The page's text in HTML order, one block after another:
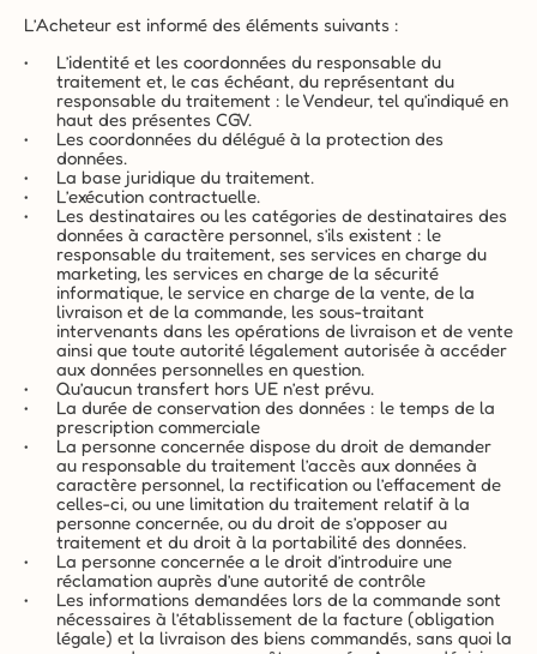
L’Acheteur est informé des éléments suivants :
L’identité et les coordonnées du responsable du
traitement et, le cas échéant, du représentant du
responsable du traitement : le Vendeur, tel qu’indiqué en
haut des présentes CGV.
Les coordonnées du délégué à la protection des
données.
La base juridique du traitement.
L’exécution contractuelle.
Les destinataires ou les catégories de destinataires des
données à caractère personnel, s’ils existent : le
responsable du traitement, ses services en charge du
marketing, les services en charge de la sécurité
informatique, le service en charge de la vente, de la
livraison et de la commande, les sous-traitant
intervenants dans les opérations de livraison et de vente
ainsi que toute autorité légalement autorisée à accéder
aux données personnelles en question.
Qu’aucun transfert hors UE n’est prévu.
La durée de conservation des données : le temps de la
prescription commerciale
La personne concernée dispose du droit de demander
au responsable du traitement l’accès aux données à
caractère personnel, la rectification ou l’effacement de
celles-ci, ou une limitation du traitement relatif à la
personne concernée, ou du droit de s’opposer au
traitement et du droit à la portabilité des données.
La personne concernée a le droit d’introduire une
réclamation auprès d’une autorité de contrôle
Les informations demandées lors de la commande sont
nécessaires à l’établissement de la facture (obligation
légale) et la livraison des biens commandés, sans quoi la